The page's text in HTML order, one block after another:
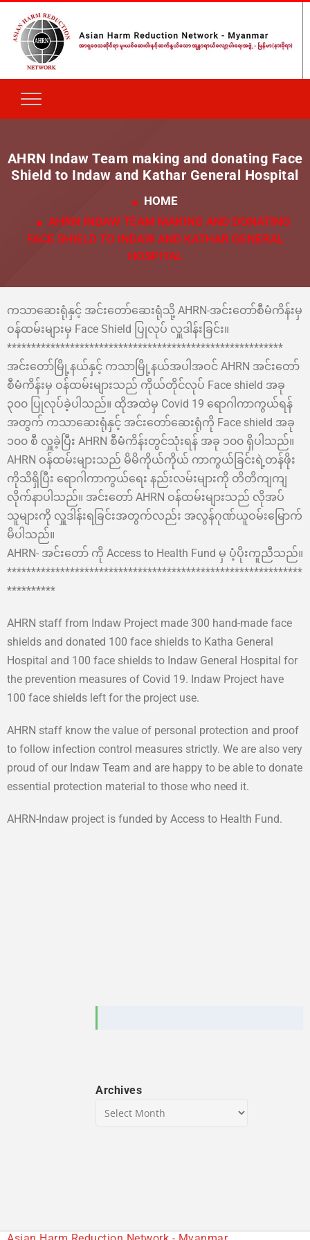
AHRN Indaw Team making and donating Face
Shield to Indaw and Kathar General Hospital
HOME
AHRN INDAW TEAM MAKING AND DONATING
FACE SHIELD TO INDAW AND KATHAR GENERAL
HOSPITAL
ကသာဆေးရုံနှင့် အင်းတော်ဆေးရုံသို့ AHRN-အင်းတော်စီမံကိန်းမှ
ဝန်ထမ်းများမှ Face Shield ပြုလုပ် လှူဒါန်းခြင်း။
*********************************************************
အင်းတော်မြို့နယ်နှင့် ကသာမြို့နယ်အပါအဝင် AHRN အင်းတော်
စီမံကိန်းမှ ဝန်ထမ်းများသည် ကိုယ်တိုင်လုပ် Face shield အခု
၃၀၀ ပြုလုပ်ခဲ့ပါသည်။ ထိုအထဲမှ Covid 19 ‌ရောဂါကာကွယ်ရန်
အတွက် ကသာဆေးရုံနှင့် အင်းတော်ဆေးရုံကို Face shield အခု
၁၀၀ စီ လှူခဲ့ပြီး AHRN စီမံကိန်းတွင်သုံးရန် အခု ၁၀၀ ရှိပါသည်။
AHRN ဝန်ထမ်းများသည် မိမိကိုယ်ကိုယ် ကာကွယ်ခြင်းရဲ့တန်ဖိုး
ကိုသိရှိပြီး ရောဂါကာကွယ်ရေး နည်းလမ်းများကို တိတိကျကျ
လိုက်နာပါသည်။ အင်းတော် AHRN ဝန်ထမ်းများသည် လိုအပ်
သူများကို လှူဒါန်းရခြင်းအတွက်လည်း အလွန်ဂုဏ်ယူဝမ်းမြောက်
မိပါသည်။
AHRN- အင်းတော် ကို Access to Health Fund မှ ပံ့ပိုးကူညီသည်။
*************************************************************
**********
AHRN staff from Indaw Project made 300 hand-made face
shields and donated 100 face shields to Katha General
Hospital and 100 face shields to Indaw General Hospital for
the prevention measures of Covid 19. Indaw Project have
100 face shields left for the project use.
AHRN staff know the value of personal protection and proof
to follow infection control measures strictly. We are also very
proud of our Indaw Team and are happy to be able to donate
essential protection material to those who need it.
AHRN-Indaw project is funded by Access to Health Fund.
Archives